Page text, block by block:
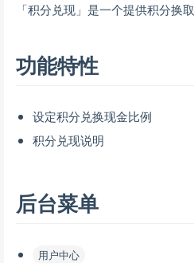
「积分兑现」是一个提供积分换
功能特性
设定积分兑换现金比例
积分兑现说明
后台菜单
用户中心